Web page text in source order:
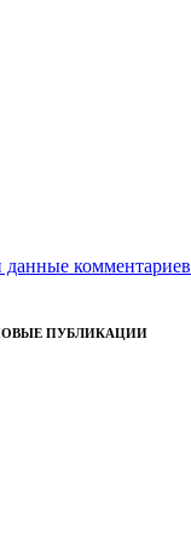
данные комментариев
ПУБЛИКАЦИИ